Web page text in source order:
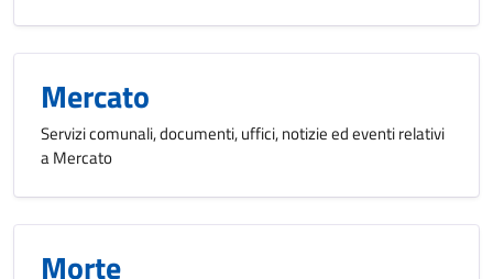
Mercato
Servizi comunali, documenti, uffici, notizie ed eventi relativi
a Mercato
Morte